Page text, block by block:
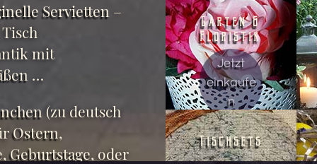
Servietten –
mit
…
(zu deutsch
Ostern,
,Geburtstage, oder
Garten &
Floristik
Jetzt
einkaufe
n
Tischsets